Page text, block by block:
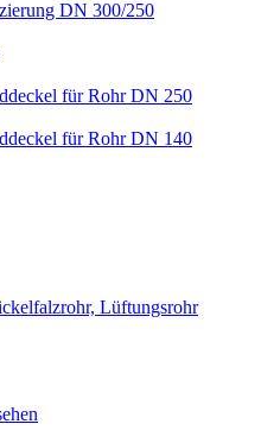
DN 300/250
für Rohr DN 250
für Rohr DN 140
Lüftungsrohr